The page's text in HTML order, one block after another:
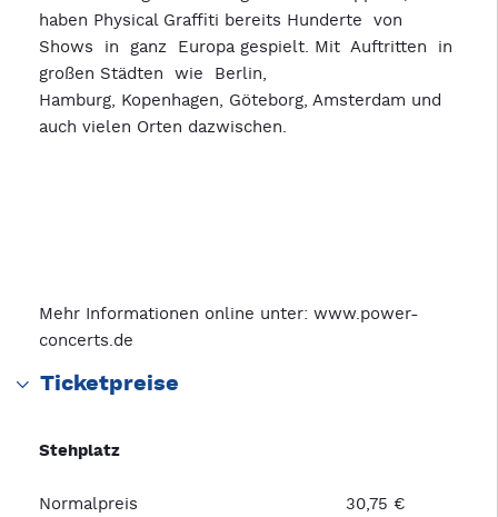
haben Physical Graffiti bereits Hunderte von
Shows in ganz Europa gespielt. Mit Auftritten in
großen Städten wie Berlin,
Hamburg, Kopenhagen, Göteborg, Amsterdam und
auch vielen Orten dazwischen.
Mehr Informationen online unter: www.power-
concerts.de
Ticketpreise
Stehplatz
Normalpreis 30,75 €